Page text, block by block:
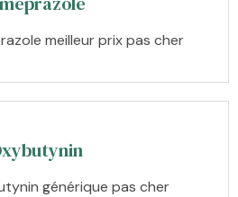
meilleur prix pas cher
générique pas cher